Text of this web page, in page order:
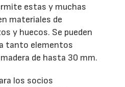
estas y muchas
materiales de
y huecos. Se pueden
tanto elementos
de hasta 30 mm.
los socios